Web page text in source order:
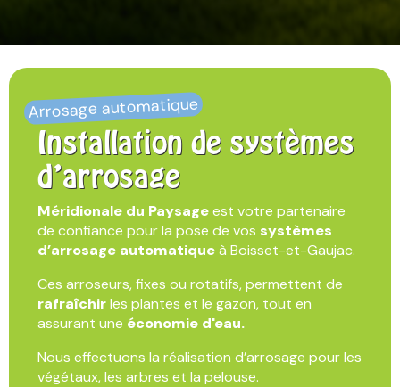
Arrosage automatique
Installation de systèmes
d’arrosage
Méridionale du Paysageest votre partenaire
de confiance pour la pose de vos systèmes
d’arrosage automatiqueà Boisset-et-Gaujac.
Ces arroseurs, fixes ou rotatifs, permettent de
rafraîchirles plantes et le gazon, tout en
assurant une économie d'eau.
Nous effectuons la réalisation d’arrosage pour les
végétaux, les arbres et la pelouse.